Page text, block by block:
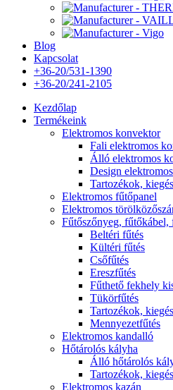
Blog
Kapcsolat
+36-20/531-1390
+36-20/241-2105
Kezdőlap
Termékeink
Elektromos konvektor
Fali elektromos
Álló elektromos
Design
Tartozékok,
Elektromos fűtőpanel
Elektromos
Fűtőszőnyeg, fűtőkábel,
Beltéri fűtés
Kültéri fűtés
Csőfűtés
Ereszfűtés
Fűthető fekhely
Tükörfűtés
Tartozékok,
Mennyezetfűtés
Elektromos kandalló
Hőtárolós kályha
Álló hőtárolós
Tartozékok,
Elektromos kazán